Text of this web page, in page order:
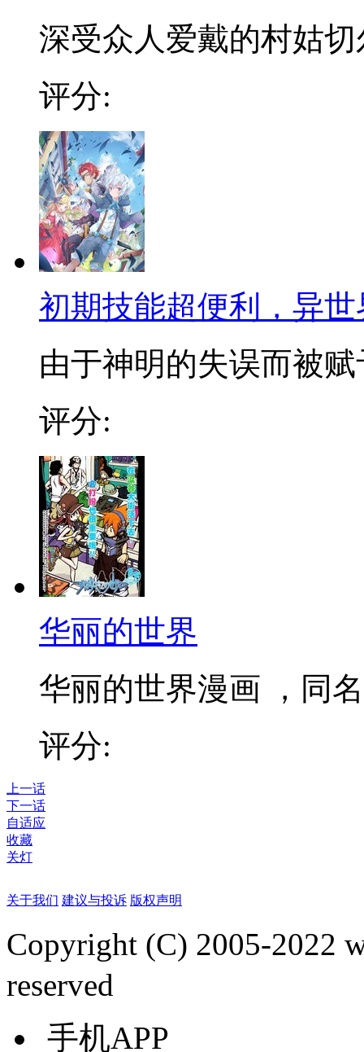
深受众人爱戴的村姑
评分:
初期技能超便利，异
由于神明的失误而被
评分:
华丽的世界
华丽的世界漫画 ，同
评分:
上一话
下一话
自适应
收藏
关灯
关于我们 建议与投诉 版权声明
Copyright (C) 2005-2022
reserved
手机APP